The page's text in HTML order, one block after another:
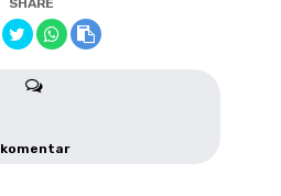
komentar